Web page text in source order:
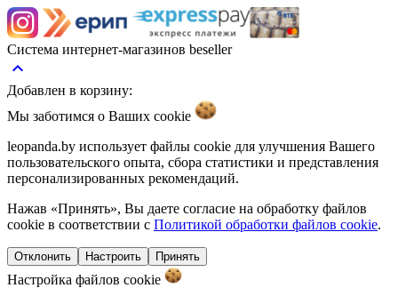
Система интернет-магазинов beseller
keyboard_arrow_up
Добавлен в корзину:
Мы заботимся о Ваших cookie
leopanda.by использует файлы cookie для улучшения Вашего
пользовательского опыта, сбора статистики и представления
персонализированных рекомендаций.
Нажав «Принять», Вы даете согласие на обработку файлов
cookie в соответствии с Политикой обработки файлов cookie.
Отклонить Настроить Принять
Настройка файлов cookie